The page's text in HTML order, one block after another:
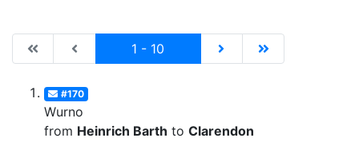
|de:Erste Seite|en:First results page|
|de:Vorhergehende Seite|en:Previous results
1 - 10 |de:Nächste
|de:Letzte
#170
Wurno
from Heinrich Barth to Clarendon